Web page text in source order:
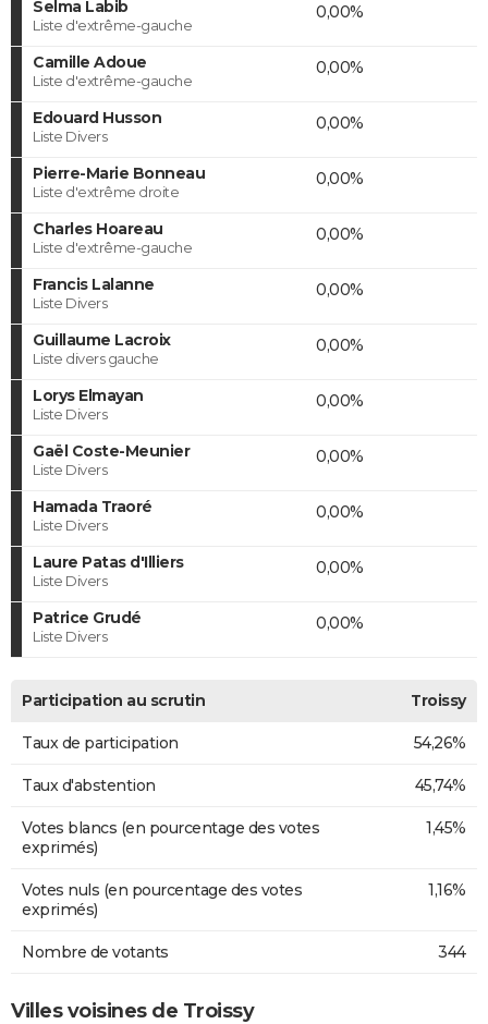
Selma Labib
Liste d'extrême-gauche
0,00%
Camille Adoue
Liste d'extrême-gauche
0,00%
Edouard Husson
Liste Divers
0,00%
Pierre-Marie Bonneau
Liste d'extrême droite
0,00%
Charles Hoareau
Liste d'extrême-gauche
0,00%
Francis Lalanne
Liste Divers
0,00%
Guillaume Lacroix
Liste divers gauche
0,00%
Lorys Elmayan
Liste Divers
0,00%
Gaël Coste-Meunier
Liste Divers
0,00%
Hamada Traoré
Liste Divers
0,00%
Laure Patas d'Illiers
Liste Divers
0,00%
Patrice Grudé
Liste Divers
0,00%
Participation au scrutin Troissy
Taux de participation 54,26%
Taux d'abstention 45,74%
Votes blancs (en pourcentage des votes
exprimés)
1,45%
Votes nuls (en pourcentage des votes
exprimés)
1,16%
Nombre de votants 344
Villes voisines de Troissy